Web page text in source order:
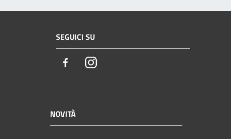
SEGUICI SU
FacebookInstagram
NOVITÀ